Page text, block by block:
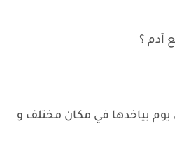
آدم ؟
بياخدها في مكان مختلف و